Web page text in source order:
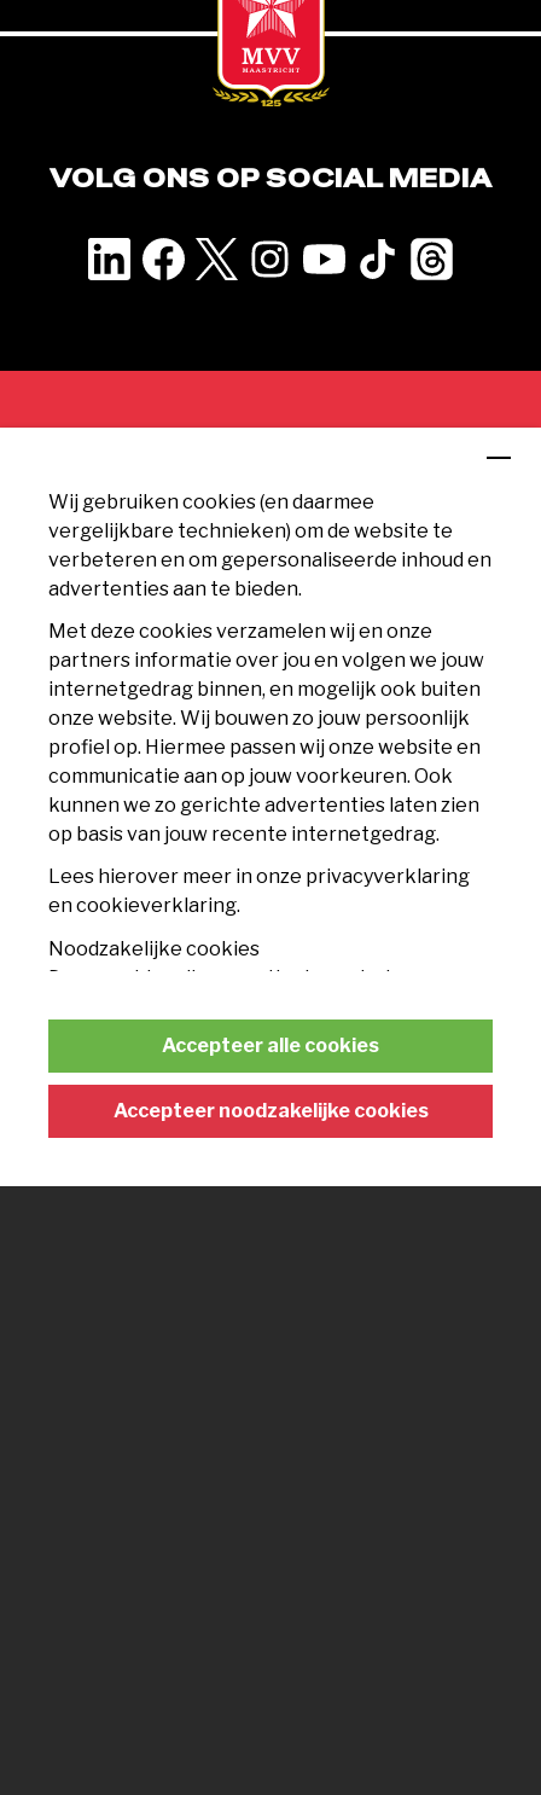
Wij gebruiken cookies (en daarmee
vergelijkbare technieken) om de website te
verbeteren en om gepersonaliseerde inhoud en
advertenties aan te bieden.
Met deze cookies verzamelen wij en onze
partners informatie over jou en volgen we jouw
internetgedrag binnen, en mogelijk ook buiten
onze website. Wij bouwen zo jouw persoonlijk
profiel op. Hiermee passen wij onze website en
communicatie aan op jouw voorkeuren. Ook
kunnen we zo gerichte advertenties laten zien
op basis van jouw recente internetgedrag.
Lees hierover meer in onze privacyverklaring
en cookieverklaring.
Noodzakelijke cookies
Deze cookies zijn essentieel voor het
conform de wet niet worden uitgeschakeld.
Statistische cookies
Met deze cookies kunnen wij anonieme
gegevens verzamelen om het gebruik van de
Accepteer alle cookies
Accepteer noodzakelijke cookies
VOLG ONS OP SOCIAL MEDIA
MVV Maastricht
Geusseltweg 11
6225 XS Maastricht
info@mvv.nl
CLUB
Accommodatie
Nieuws
Contact
TICKETS
Seizoenskaart
FANSHOP